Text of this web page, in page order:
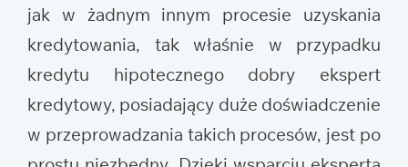
jak w żadnym innym procesie uzyskania
kredytowania, tak właśnie w przypadku
kredytu hipotecznego dobry ekspert
kredytowy, posiadający duże doświadczenie
w przeprowadzania takich procesów, jest po